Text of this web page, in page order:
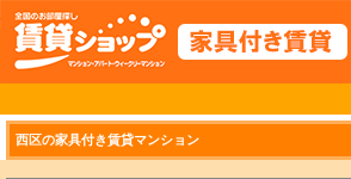
//トップのスライドショー
西区の家具付き賃貸マンション